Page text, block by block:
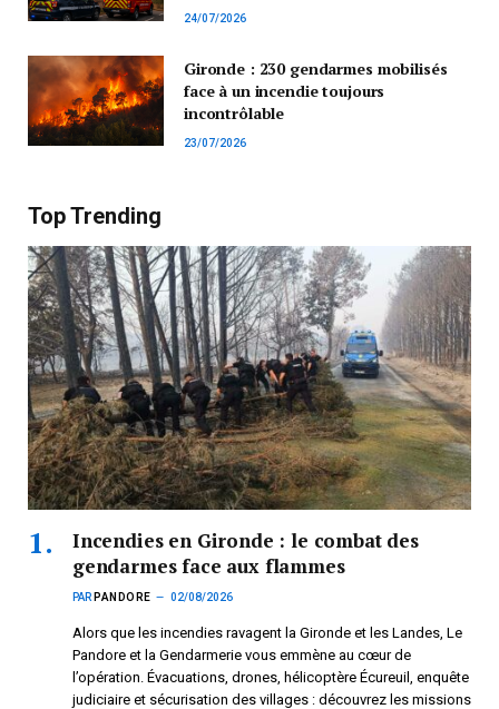
24/07/2026
Gironde : 230 gendarmes mobilisés
face à un incendie toujours
incontrôlable
23/07/2026
Top Trending
Incendies en Gironde : le combat des
gendarmes face aux flammes
PAR PANDORE 02/08/2026
Alors que les incendies ravagent la Gironde et les Landes, Le
Pandore et la Gendarmerie vous emmène au cœur de
l’opération. Évacuations, drones, hélicoptère Écureuil, enquête
judiciaire et sécurisation des villages : découvrez les missions